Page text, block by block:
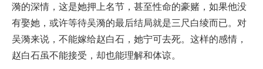
漪的深情，这是她押上名节，甚至性命的豪赌，如果他没
有娶她，或许等待吴漪的最后结局就是三尺白绫而已。对
吴漪来说，不能嫁给赵白石，她宁可去死。这样的感情，
赵白石虽不能接受，却也能理解和体谅。